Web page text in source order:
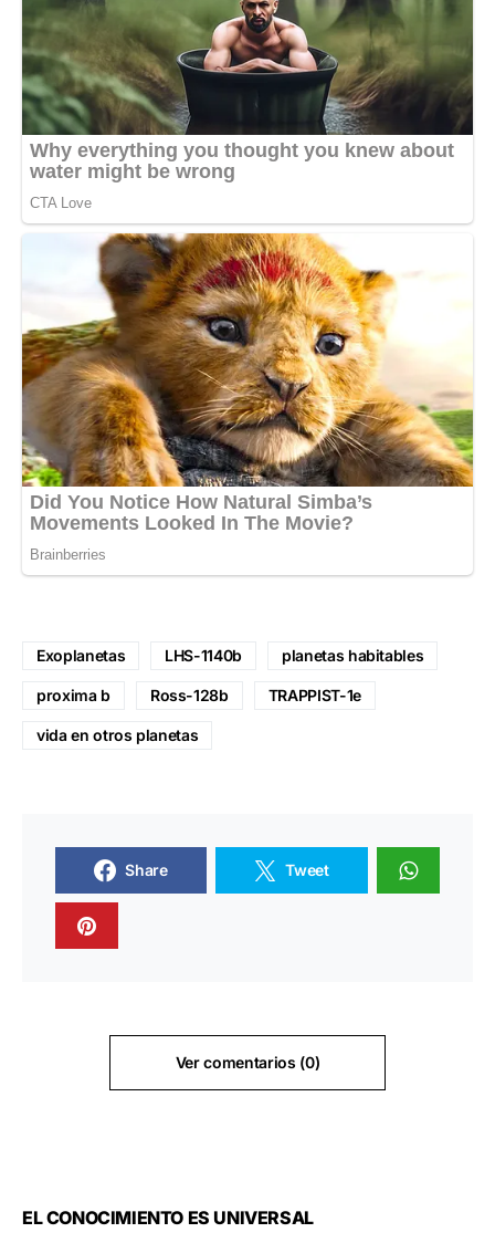
Exoplanetas LHS-1140b planetas habitables
proxima b Ross-128b TRAPPIST-1e
vida en otros planetas
Share Tweet
Ver comentarios (0)
EL CONOCIMIENTO ES UNIVERSAL